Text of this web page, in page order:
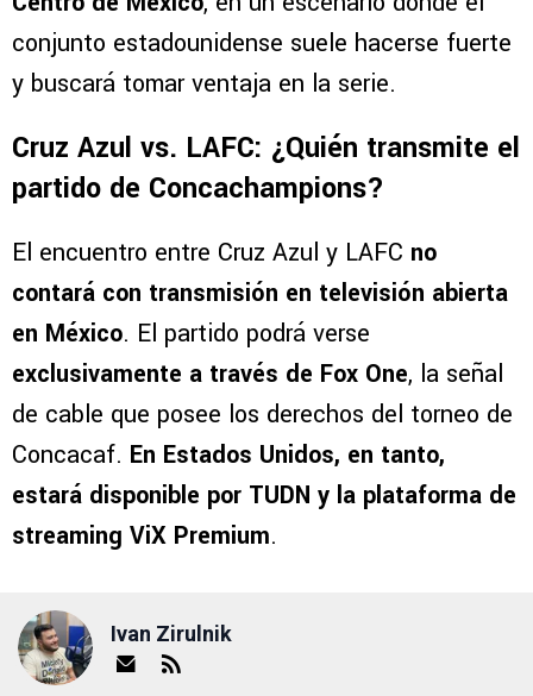
conjunto estadounidense suele hacerse fuerte
y buscará tomar ventaja en la serie.
Cruz Azul vs. LAFC: ¿Quién transmite el
partido de Concachampions?
El encuentro entre Cruz Azul y LAFC no
contará con transmisión en televisión abierta
en México. El partido podrá verse
exclusivamente a través de Fox One, la señal
de cable que posee los derechos del torneo de
Concacaf. En Estados Unidos, en tanto,
estará disponible por TUDN y la plataforma de
streaming ViX Premium.
Ivan Zirulnik